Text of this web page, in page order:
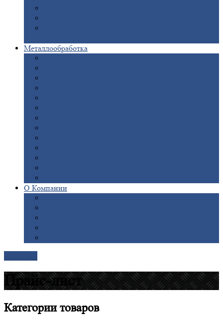
Металлообработка
О Компании
Прайс-лист
Категориитоваров